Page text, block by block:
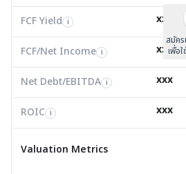
FCF/Net Income
0.00
0.00
ROIC i 0.00
Valuation Metrics
FCF Yield i xxx
FCF/Net Income i xxx
Net Debt/EBITDA i xxx
ROIC i xxx
สมัค
เพื่อ
Valuation Metrics